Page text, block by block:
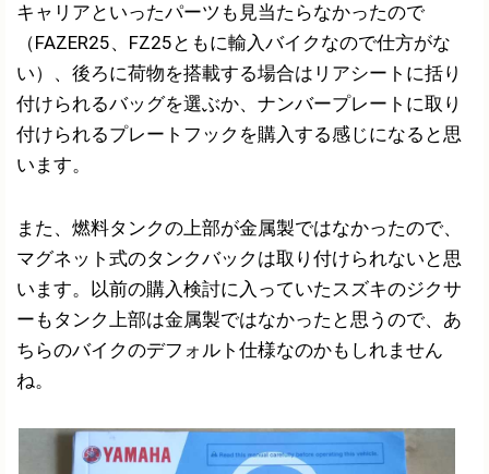
キャリアといったパーツも見当たらなかったので
（FAZER25、FZ25ともに輸入バイクなので仕方がな
い）、後ろに荷物を搭載する場合はリアシートに括り
付けられるバッグを選ぶか、ナンバープレートに取り
付けられるプレートフックを購入する感じになると思
います。
また、燃料タンクの上部が金属製ではなかったので、
マグネット式のタンクバックは取り付けられないと思
います。以前の購入検討に入っていたスズキのジクサ
ーもタンク上部は金属製ではなかったと思うので、あ
ちらのバイクのデフォルト仕様なのかもしれません
ね。